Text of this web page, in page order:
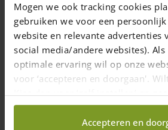
Mogen we ook tracking cookies
gebruiken we voor een
website en relevante advertenties
social media/andere websites). Als
optimale ervaring wil op onze
voor ‘accepteren en doorgaan'.
Kies dan voor ‘zelf instellen’ en
wij wel mogen verzamelen.
Accepteren en
RVS-schroeven zijn beschermd
looizuur in eiken- en kastanjehout
Diverse afmetingen
Vanaf€20,00
Levering in 10 werkdagen (NL/BE)
Opties selecteren